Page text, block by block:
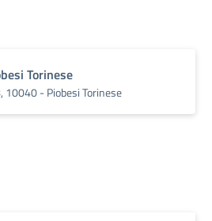
Torinese
10040 - Piobesi Torinese